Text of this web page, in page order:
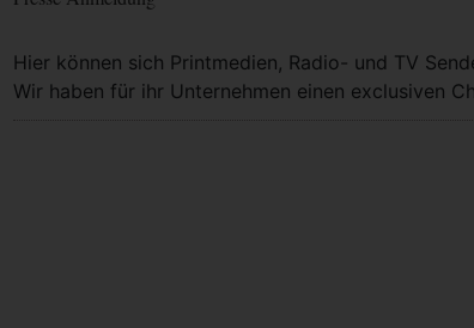
Hier können sich Printmedien, Radio- und TV
Wir haben für ihr Unternehmen einen exclusiven